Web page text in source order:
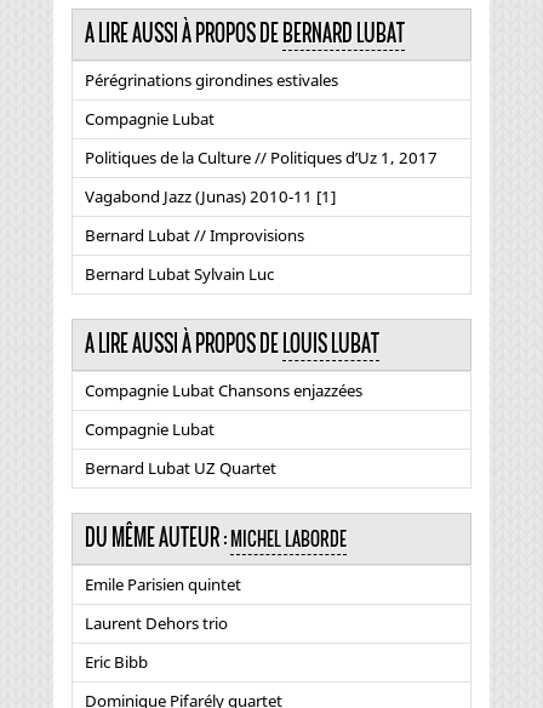
A LIRE AUSSI À PROPOS DE BERNARD LUBAT
Pérégrinations girondines estivales
Compagnie Lubat
Politiques de la Culture // Politiques d’Uz 1, 2017
Vagabond Jazz (Junas) 2010-11 [1]
Bernard Lubat // Improvisions
Bernard Lubat Sylvain Luc
A LIRE AUSSI À PROPOS DE LOUIS LUBAT
Compagnie Lubat Chansons enjazzées
Compagnie Lubat
Bernard Lubat UZ Quartet
DU MÊME AUTEUR :MICHEL LABORDE
Emile Parisien quintet
Laurent Dehors trio
Eric Bibb
Dominique Pifarély quartet